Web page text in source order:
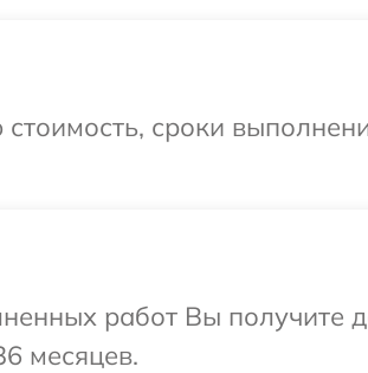
сроки
работ Вы получите
месяцев.